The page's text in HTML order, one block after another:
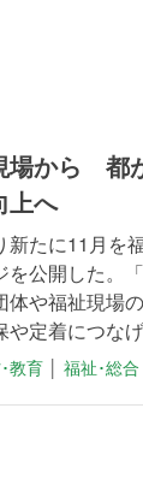
場から 都
上へ
新たに11月を
を公開した。
体や福祉現場
定着につな
教育│ 福祉･総合